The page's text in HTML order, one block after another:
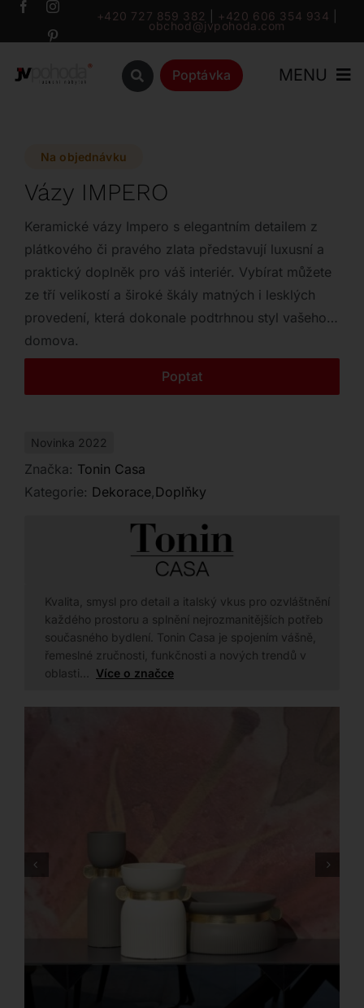
Přeskočit
+420 727 859 382 +420 606 354 934
obchod@jvpohoda.com
Poptávka MENU
Katalog
Značky
Outlet
Kontakt
Na objednávku
Vázy IMPERO
Keramické vázy Impero s elegantním detailem z
plátkového či pravého zlata představují luxusní a
praktický doplněk pro váš interiér. Vybírat můžete
ze tří velikostí a široké škály matných i lesklých
provedení, která dokonale podtrhnou styl vašeho
domova.
Poptat
Novinka 2022
Značka: Tonin Casa
Kategorie: Dekorace,Doplňky
Kvalita, smysl pro detail a italský vkus pro ozvláštnění
každého prostoru a splnění nejrozmanitějších potřeb
současného bydlení. Tonin Casa je spojením vášně,
řemeslné zručnosti, funkčnosti a nových trendů v
oblasti… Více o značce